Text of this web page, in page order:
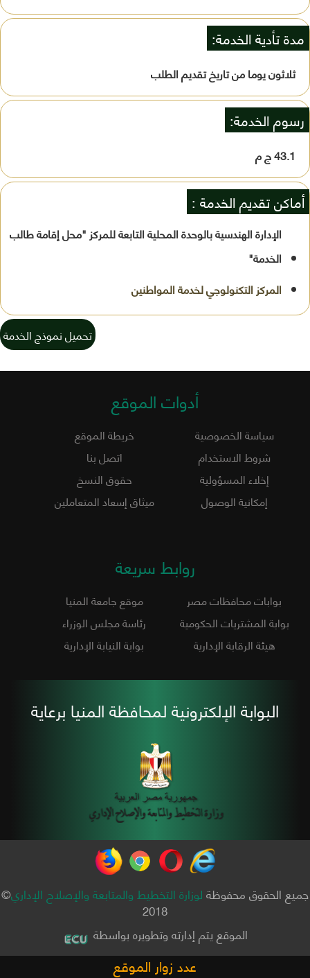
مدة تأدية الخدمة:
ثلاثون يوما من تاريخ تقديم الطلب
رسوم الخدمة:
43.1 ج م
أماكن تقديم الخدمة :
الإدارة الهندسية بالوحدة المحلية التابعة للمركز "محل إقامة طالب
الخدمة"
تحميل نموذج الخدمة
أدوات الموقع
سياسة الخصوصية
خريطة الموقع
شروط الاستخدام
اتصل بنا
إخلاء المسؤولية
حقوق النسخ
إمكانية الوصول
ميثاق إسعاد المتعاملين
روابط سريعة
بوابات محافظات مصر
موقع جامعة المنيا
بوابة المشتريات الحكومية
رئاسة مجلس الوزراء
هيئة الرقابة الإدارية
بوابة النيابة الإدارية
البوابة الإلكترونية لمحافظة المنيا برعاية
جميع الحقوق محفوظةلوزارة التخطيط والمتابعة والإصلاح الإداري©
2018
الموقع يتم إدارته وتطويره بواسطة
عدد زوار الموقع